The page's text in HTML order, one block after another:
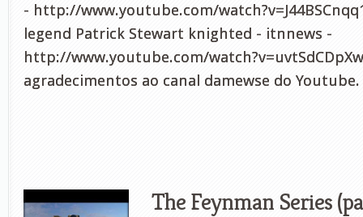
- http://www.youtube.com/
legend Patrick Stewart knighted - itnnews -
http://www.youtube.com/
agradecimentos ao canal damewse do Youtube.
The Feynman Series